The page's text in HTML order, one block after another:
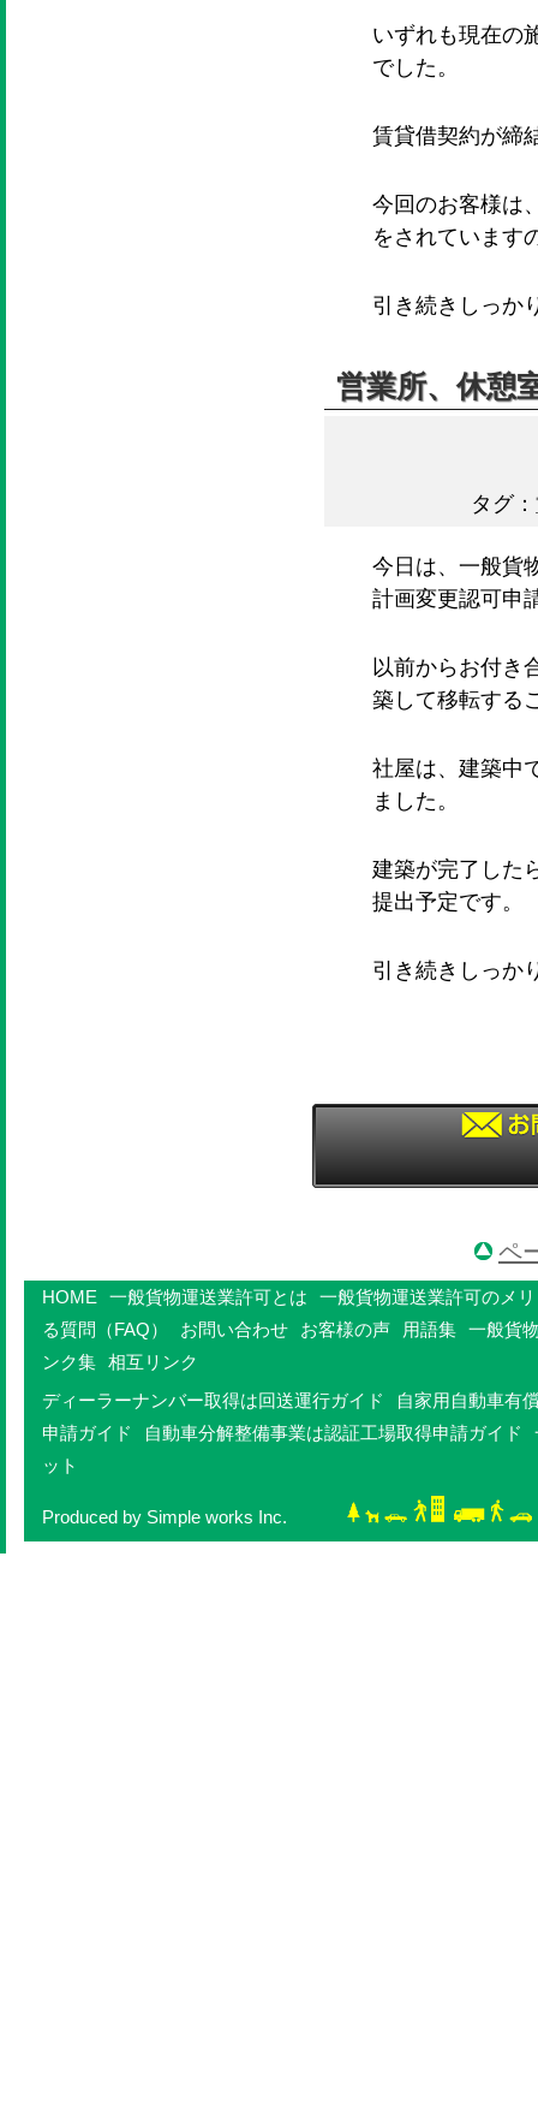
いずれも現在の
でした。
賃貸借契約が締
今回のお客様は
をされています
引き続きしっか
営業所、休憩
タグ：
今日は、一般貨
計画変更認可申
以前からお付き
築して移転する
社屋は、建築中
ました。
建築が完了した
提出予定です。
引き続きしっか
ペ
HOME 一般貨物運送業許可とは
一般貨物運送業許可のメ
る質問（FAQ）
お問い合わせ お客様の声 用語集 一般貨
ンク集 相互リンク
ディーラーナンバー取得は回送運行ガイド
自家用自動車有
申請ガイド
自動車分解整備事業は認証工場取得申請ガイド
ット
Produced by Simple works Inc.